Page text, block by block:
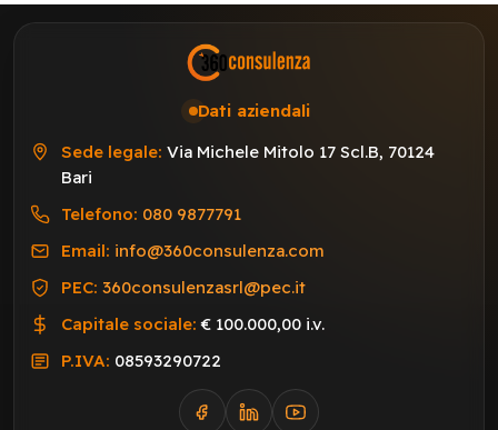
Dati aziendali
Sede legale: Via Michele Mitolo 17 Scl.B, 70124
Bari
Telefono: 080 9877791
Email: info@360consulenza.com
PEC: 360consulenzasrl@pec.it
Capitale sociale: € 100.000,00 i.v.
P.IVA: 08593290722